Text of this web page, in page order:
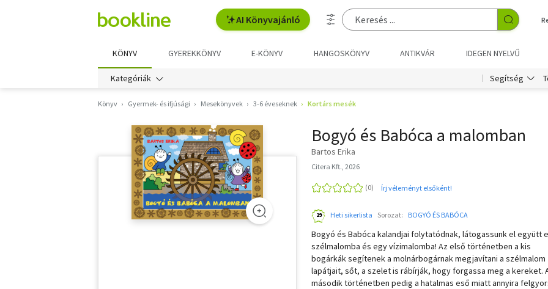
AI Könyvajánló
KÖNYV GYEREKKÖNYV E-KÖNYV HANGOSKÖNYV ANTIKVÁR IDEGEN NYELVŰ
Kategóriák Segítség
Könyv Gyermek- és ifjúsági Mesekönyvek 3-6 éveseknek Kortárs mesék
Bogyó és Babóca a malomban
Bartos Erika
Citera Kft., 2026
Írj véleményt elsőként!
Heti sikerlista Sorozat: BOGYÓ ÉS BABÓCA
Bogyó és Babóca kalandjai folytatódnak, látogassunk el együtt
szélmalomba és egy vízimalomba! Az első történetben a kis
bogárkák segítenek a molnárbogárnak megjavítani a szélmalom
lapátjait, sőt, a szelet is rábírják, hogy forgassa meg a kereket.
második történetben pedig a hatalmas eső miatt annyira